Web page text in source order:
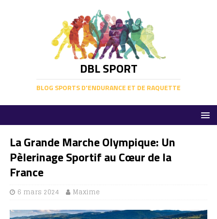
DBL SPORT
BLOG SPORTS D'ENDURANCE ET DE RAQUETTE
La Grande Marche Olympique: Un
Pèlerinage Sportif au Cœur de la
France
6 mars 2024 Maxime